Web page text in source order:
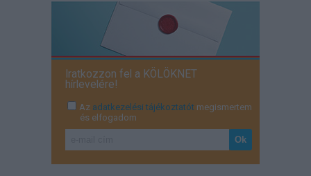
Iratkozzon fel a KÖLÖKNET
hírlevelére!
Az adatkezelési tájékoztatót megismertem
és elfogadom